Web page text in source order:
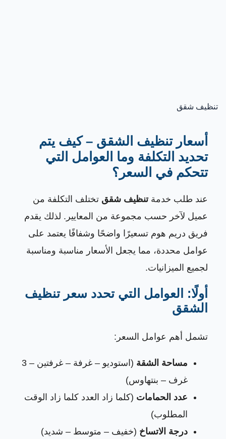
تنظيف شقق
أسعار تنظيف الشقق – كيف يتم
تحديد التكلفة وما العوامل التي
تتحكم في السعر؟
عند طلب خدمةتنظيف شقق تختلف التكلفة من
عميل لآخر حسب مجموعة من المعايير. لذلك يقدم
فريق دريم هوم تسعيرًا واضحًا وشفافًا يعتمد على
عوامل محددة، مما يجعل الأسعار مناسبة ومناسبة
لجميع الميزانيات.
أولًا: العوامل التي تحدد سعر تنظيف
الشقق
تشمل أهم عوامل السعر:
مساحة الشقة
(استوديو – غرفة – غرفتين – 3
غرف – بنتهاوس)
عدد الحمامات (كلما زاد العدد كلما زاد الوقت
المطلوب)
درجة الاتساخ (خفيف – متوسط – شديد)